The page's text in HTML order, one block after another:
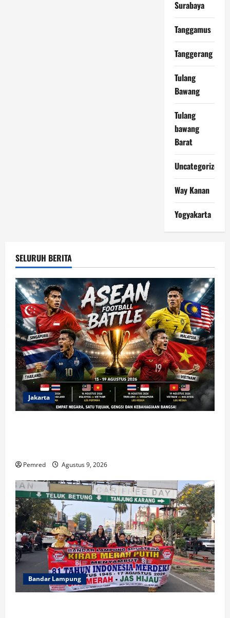
Surabaya
Tanggamus
Tanggerang
Tulang
Bawang
Tulang
bawang
Barat
Uncategorized
Way Kanan
Yogyakarta
SELURUH BERITA
Jakarta
Pemred Agustus 9, 2026
Bandar Lampung